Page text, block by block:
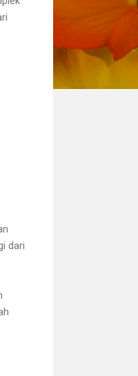
dari